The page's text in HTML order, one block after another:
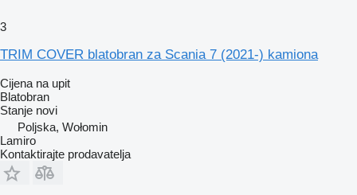
3
TRIM COVER blatobran za Scania 7 (2021-) kamiona
Cijena na upit
Blatobran
Stanje novi
Poljska, Wołomin
Lamiro
Kontaktirajte prodavatelja